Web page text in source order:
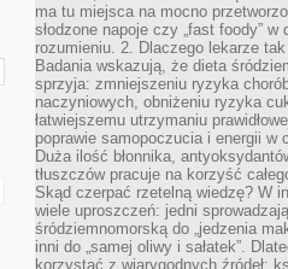
ma tu miejsca na mocno
słodzone napoje czy „fast foody” w
rozumieniu. 2. Dlaczego lekarze
Badania wskazują, że dieta
sprzyja: zmniejszeniu ryzyka
naczyniowych, obniżeniu ryzyka
łatwiejszemu utrzymaniu
poprawie samopoczucia i energii w
Duża ilość błonnika,
tłuszczów pracuje na korzyść
Skąd czerpać rzetelną wiedzę? W
wiele uproszczeń: jedni
śródziemnomorską do „jedzenia
inni do „samej oliwy i sałatek”.
korzystać z wiarygodnych źródeł: